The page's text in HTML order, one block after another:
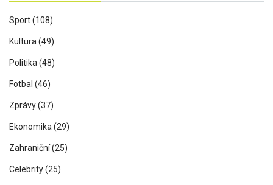
Sport(108)
Kultura(49)
Politika(48)
Fotbal (46)
Zprávy(37)
Ekonomika(29)
Zahraniční(25)
Celebrity(25)